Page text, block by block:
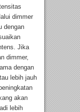
dimmer
dengan
Jika
dimmer,
dengan
lebih jauh
akan
lebih